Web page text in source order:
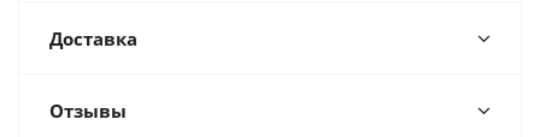
Доставка
Отзывы